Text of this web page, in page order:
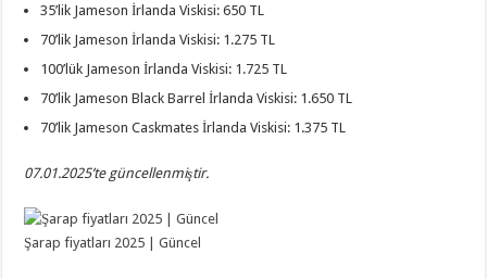
35’lik Jameson İrlanda Viskisi: 650 TL
70’lik Jameson İrlanda Viskisi: 1.275 TL
100’lük Jameson İrlanda Viskisi: 1.725 TL
70’lik Jameson Black Barrel İrlanda Viskisi: 1.650 TL
70’lik Jameson Caskmates İrlanda Viskisi: 1.375 TL
07.01.2025’te güncellenmiştir.
Şarap fiyatları 2025 | Güncel